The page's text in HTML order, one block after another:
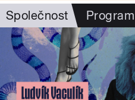
Společnost Program